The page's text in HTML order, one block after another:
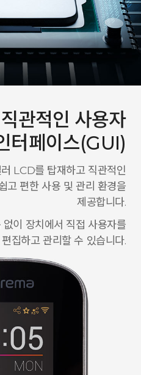
직관적인 사용자
터페이스(GUI)
LCD를 탑재하고 직관적인
고 편한 사용 및 관리 환경을
제공합니다.
이 장치에서 직접 사용자를
편집하고 관리할 수 있습니다.